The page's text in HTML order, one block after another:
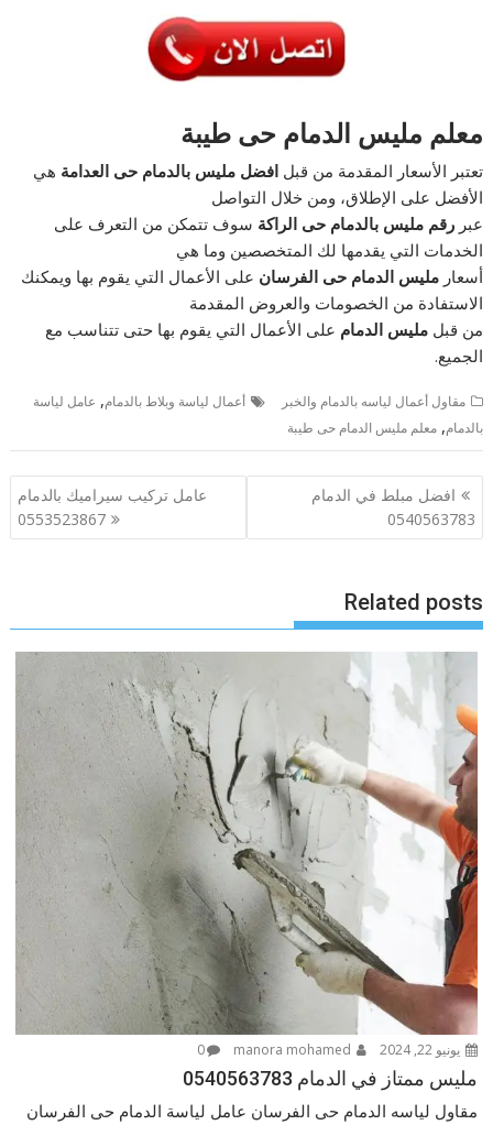
معلم مليس الدمام حى طيبة
تعتبر الأسعار المقدمة من قبلافضل مليس بالدمام حى العدامة هي
الأفضل على الإطلاق، ومن خلال التواصل
عبررقم مليس بالدمام حى الراكة سوف تتمكن من التعرف على
الخدمات التي يقدمها لك المتخصصين وما هي
أسعارمليس الدمام حى الفرسان على الأعمال التي يقوم بها ويمكنك
الاستفادة من الخصومات والعروض المقدمة
من قبلمليس الدمام على الأعمال التي يقوم بها حتى تتناسب مع
الجميع.
مقاول أعمال لياسه بالدمام والخبر أعمال لياسة وبلاط بالدمام, عامل لياسة
بالدمام,معلم مليس الدمام حى طيبة
تصفّح
المقالات
افضل مبلط في الدمام
0540563783
عامل تركيب سيراميك بالدمام
0553523867
Related posts
يونيو 22, 2024 0
مليس ممتاز في الدمام 0540563783
مقاول لياسه الدمام حى الفرسان عامل لياسة الدمام حى الفرسان